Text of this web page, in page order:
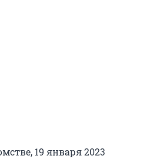
19 января 2023